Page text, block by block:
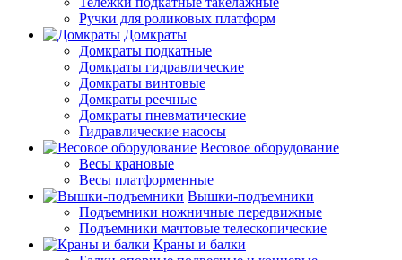
Ручки для роликовых платформ
Домкраты
Домкраты подкатные
Домкраты гидравлические
Домкраты винтовые
Домкраты реечные
Домкраты пневматические
Гидравлические насосы
Весовое оборудование
Весы крановые
Весы платформенные
Вышки-подъемники
Подъемники ножничные передвижные
Подъемники мачтовые телескопические
Краны и балки